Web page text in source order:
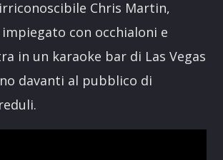
Chris Martin,
con occhialoni e
in un karaoke bar di Las Vegas
davanti al pubblico di